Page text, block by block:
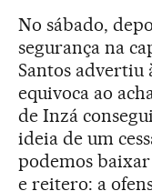
No sábado,
segurança na
Santos advertiu
equivoca ao
de Inzá
ideia de um
podemos
e reitero: a